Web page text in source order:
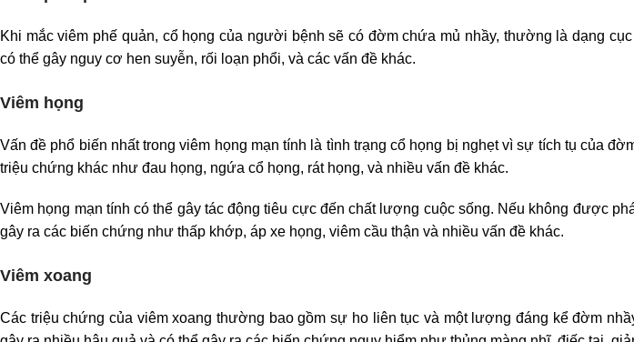
Khi mắc viêm phế quản, cổ họng của người bệnh sẽ có đờm chứa mủ nhầy, thường là dạng
có thể gây nguy cơ hen suyễn, rối loạn phổi, và các vấn đề khác.
Viêm họng
Vấn đề phổ biến nhất trong viêm họng mạn tính là tình trạng cổ họng bị nghẹt vì sự tích tụ của
triệu chứng khác như đau họng, ngứa cổ họng, rát họng, và nhiều vấn đề khác.
Viêm họng mạn tính có thể gây tác động tiêu cực đến chất lượng cuộc sống. Nếu không được
gây ra các biến chứng như thấp khớp, áp xe họng, viêm cầu thận và nhiều vấn đề khác.
Viêm xoang
Các triệu chứng của viêm xoang thường bao gồm sự ho liên tục và một lượng đáng kể đờm